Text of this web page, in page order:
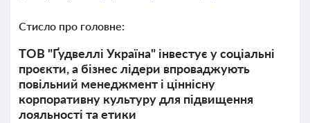
Стисло про головне:
ТОВ "Ґудвеллі Україна" інвестує у соціальні
проєкти, а бізнес лідери впроваджують
повільний менеджмент і ціннісну
корпоративну культуру для підвищення
лояльності та етики